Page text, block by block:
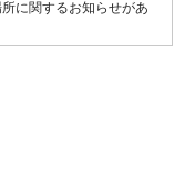
に関するお知らせがあ